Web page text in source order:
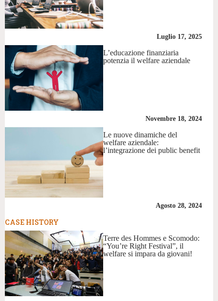
Luglio 17, 2025
L’educazione finanziaria
potenzia il welfare aziendale
Novembre 18, 2024
Le nuove dinamiche del
welfare aziendale:
l’integrazione dei public benefit
Agosto 28, 2024
CASE HISTORY
Terre des Hommes e Scomodo:
“You’re Right Festival”, il
welfare si impara da giovani!